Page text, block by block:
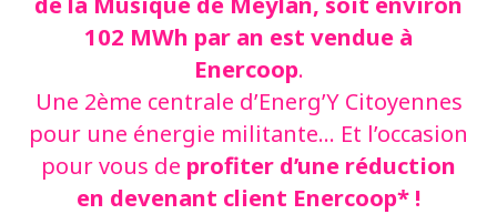
102 MWh par an est vendue à
Enercoop.
Une 2ème centrale d’Energ’Y Citoyennes
pour une énergie militante… Et l’occasion
pour vous de profiter d’une réduction
en devenant client Enercoop* !